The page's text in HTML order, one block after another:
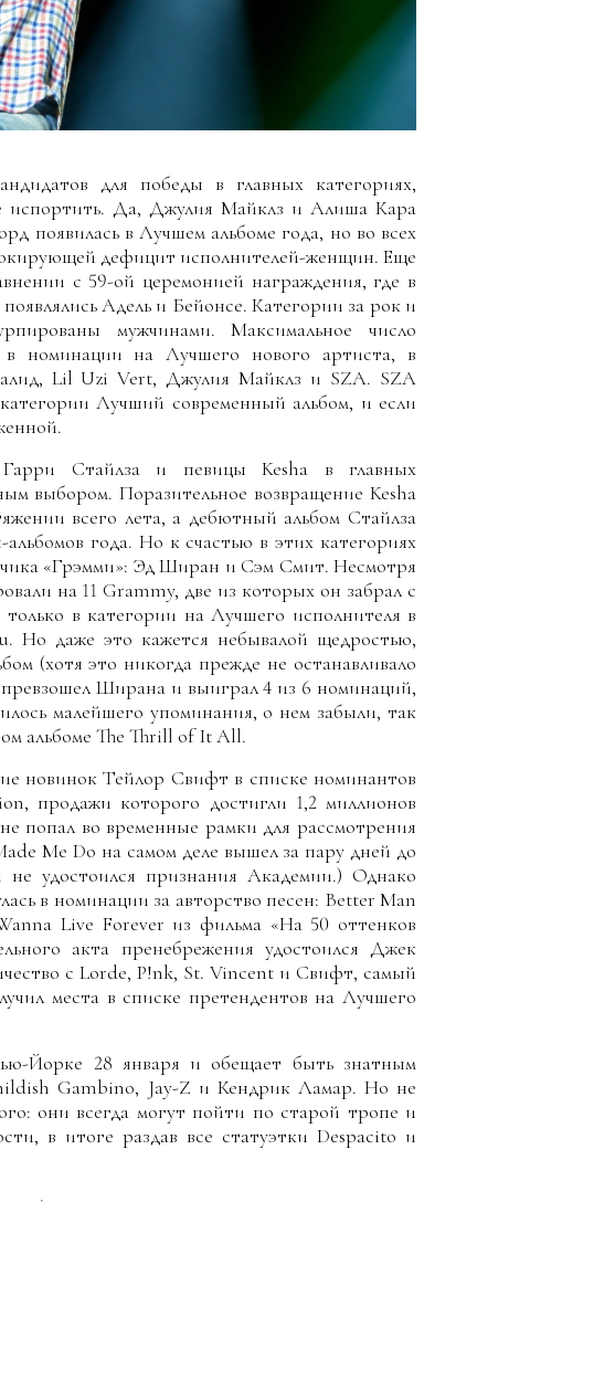
для победы в главных категориях,
испортить. Да, Джулия Майклз и Алиша Кара
появилась в Лучшем альбоме года, но во всех
дефицит исполнителей-женщин. Еще
с 59-ой церемонией награждения, где в
Адель и Бейонсе. Категории за рок и
мужчинами. Максимальное число
в номинации на Лучшего нового артиста, в
Lil Uzi Vert, Джулия Майклз и SZA. SZA
Лучший современный альбом, и если
Гарри Стайлза и певицы Kesha в главных
выбором. Поразительное возвращение Kesha
всего лета, а дебютный альбом Стайлза
года. Но к счастью в этих категориях
«Грэмми»: Эд Ширан и Сэм Смит. Несмотря
на 11 Grammy, две из которых он забрал с
в категории на Лучшего исполнителя в
Но даже это кажется небывалой щедростью,
(хотя это никогда прежде не останавливало
Ширана и выиграл 4 из 6 номинаций,
малейшего упоминания, о нем забыли, так
альбоме The Thrill of It All.
новинок Тейлор Свифт в списке номинантов
продажи которого достигли 1,2 миллионов
попал во временные рамки для рассмотрения
Me Do на самом деле вышел за пару дней до
не удостоился признания Академии.) Однако
в номинации за авторство песен: Better Man
Live Forever из фильма «На 50 оттенков
акта пренебрежения удостоился Джек
с Lorde, P!nk, St. Vincent и Свифт, самый
места в списке претендентов на Лучшего
Йорке 28 января и обещает быть знатным
Gambino, Jay-Z и Кендрик Ламар. Но не
они всегда могут пойти по старой тропе и
в итоге раздав все статуэтки Despacito и